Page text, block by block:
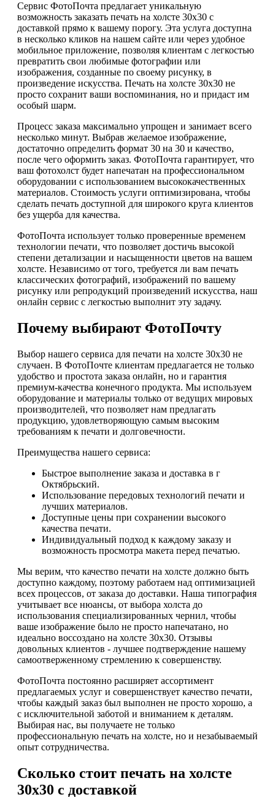
Сервис ФотоПочта предлагает уникальную
возможность заказать печать на холсте 30х30 с
доставкой прямо к вашему порогу. Эта услуга доступна
в несколько кликов на нашем сайте или через удобное
мобильное приложение, позволяя клиентам с легкостью
превратить свои любимые фотографии или
изображения, созданные по своему рисунку, в
произведение искусства. Печать на холсте 30х30 не
просто сохранит ваши воспоминания, но и придаст им
особый шарм.
Процесс заказа максимально упрощен и занимает всего
несколько минут. Выбрав желаемое изображение,
достаточно определить формат 30 на 30 и качество,
после чего оформить заказ. ФотоПочта гарантирует, что
ваш фотохолст будет напечатан на профессиональном
оборудовании с использованием высококачественных
материалов. Стоимость услуги оптимизирована, чтобы
сделать печать доступной для широкого круга клиентов
без ущерба для качества.
ФотоПочта использует только проверенные временем
технологии печати, что позволяет достичь высокой
степени детализации и насыщенности цветов на вашем
холсте. Независимо от того, требуется ли вам печать
классических фотографий, изображений по вашему
рисунку или репродукций произведений искусства, наш
онлайн сервис с легкостью выполнит эту задачу.
Почему выбирают ФотоПочту
Выбор нашего сервиса для печати на холсте 30х30 не
случаен. В ФотоПочте клиентам предлагается не только
удобство и простота заказа онлайн, но и гарантия
премиум-качества конечного продукта. Мы используем
оборудование и материалы только от ведущих мировых
производителей, что позволяет нам предлагать
продукцию, удовлетворяющую самым высоким
требованиям к печати и долговечности.
Преимущества нашего сервиса:
Быстрое выполнение заказа и доставка в г
Октябрьский.
Использование передовых технологий печати и
лучших материалов.
Доступные цены при сохранении высокого
качества печати.
Индивидуальный подход к каждому заказу и
возможность просмотра макета перед печатью.
Мы верим, что качество печати на холсте должно быть
доступно каждому, поэтому работаем над оптимизацией
всех процессов, от заказа до доставки. Наша типография
учитывает все нюансы, от выбора холста до
использования специализированных чернил, чтобы
ваше изображение было не просто напечатано, но
идеально воссоздано на холсте 30х30. Отзывы
довольных клиентов - лучшее подтверждение нашему
самоотверженному стремлению к совершенству.
ФотоПочта постоянно расширяет ассортимент
предлагаемых услуг и совершенствует качество печати,
чтобы каждый заказ был выполнен не просто хорошо, а
с исключительной заботой и вниманием к деталям.
Выбирая нас, вы получаете не только
профессиональную печать на холсте, но и незабываемый
опыт сотрудничества.
Сколько стоит печать на холсте
30х30 с доставкой